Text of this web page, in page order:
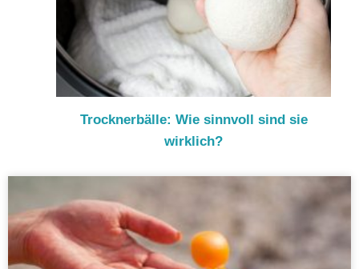
Trocknerbälle: Wie sinnvoll sind sie
wirklich?